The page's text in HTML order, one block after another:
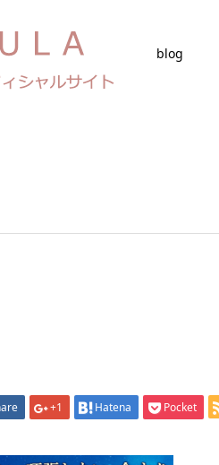
blog
+1 Hatena Pocket